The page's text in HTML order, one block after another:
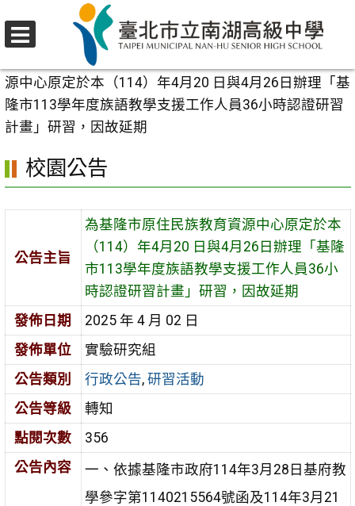
至
要
內
容
校園公告
源中心原定於本（114）年4月20 日與4月26日辦理「基
隆市113學年度族語教學支援工作人員36小時認證研習
計畫」研習，因故延期
校園公告
公告主旨
為基隆市原住民族教育資源中心原定於本
（114）年4月20 日與4月26日辦理「基隆
市113學年度族語教學支援工作人員36小
時認證研習計畫」研習，因故延期
發佈日期
2025 年 4 月 02 日
發佈單位
實驗研究組
公告類別
行政公告, 研習活動
公告等級
轉知
點閱次數
356
公告內容
一、依據基隆市政府114年3月28日基府教
學參字第1140215564號函及114年3月21
選
單